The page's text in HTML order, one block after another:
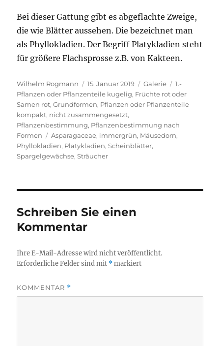
Bei dieser Gattung gibt es abgeflachte Zweige,
die wie Blätter aussehen. Die bezeichnet man
als Phyllokladien. Der Begriff Platykladien steht
für größere Flachsprosse z.B. von Kakteen.
Autor
Wilhelm Rogmann
Veröffentlicht
am
15. Januar 2019 Format
Galerie Kategorien
1.-
Pflanzen oder Pflanzenteile kugelig, Früchte rot oder
Samen rot,Grundformen, Pflanzen oder Pflanzenteile
kompakt, nicht zusammengesetzt,
Pflanzenbestimmung, Pflanzenbestimmung nach
Formen
Schlagwörter
Asparagaceae, immergrün, Mäusedorn,
Phyllokladien, Platykladien,Scheinblätter,
Spargelgewächse,Sträucher
Schreiben Sie einen
Kommentar
Ihre E-Mail-Adresse wird nicht veröffentlicht.
Erforderliche Felder sind mit *markiert
KOMMENTAR *